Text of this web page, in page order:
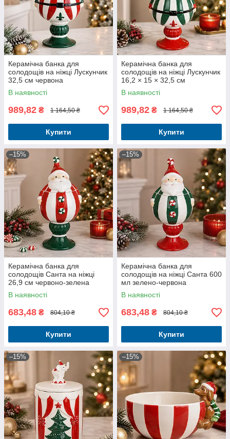
Керамічна банка для
солодощів на ніжці Лускунчик
32,5 см червона
В наявності
989,82 ₴ 1 164,50 ₴
Купити
Керамічна банка для
солодощів на ніжці Лускунчик
16,2 × 15 × 32,5 см
В наявності
989,82 ₴ 1 164,50 ₴
Купити
–15%
Керамічна банка для
солодощів Санта на ніжці
26,9 см червоно-зелена
В наявності
683,48 ₴ 804,10 ₴
Купити
–15%
Керамічна банка для
солодощів на ніжці Санта 600
мл зелено-червона
В наявності
683,48 ₴ 804,10 ₴
Купити
–15% –15%